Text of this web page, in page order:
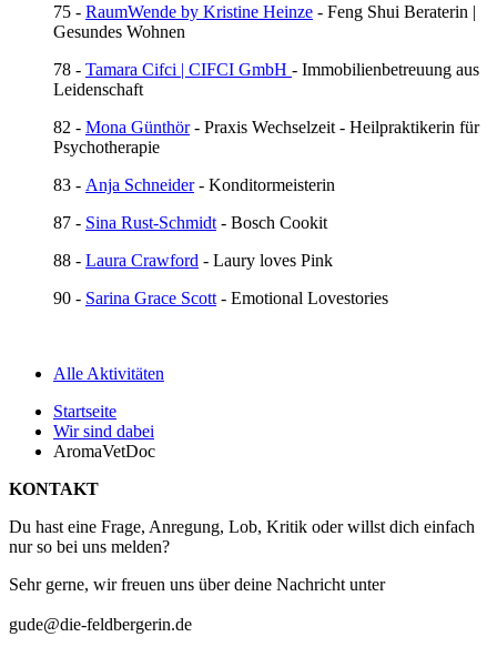
75 - RaumWende by Kristine Heinze - Feng Shui Beraterin |
Gesundes Wohnen
78 - Tamara Cifci | CIFCI GmbH - Immobilienbetreuung aus
Leidenschaft
82 - Mona Günthör- Praxis Wechselzeit - Heilpraktikerin für
Psychotherapie
83 - Anja Schneider- Konditormeisterin
87 - Sina Rust-Schmidt - Bosch Cookit
88 - Laura Crawford - Laury loves Pink
90 - Sarina Grace Scott - Emotional Lovestories
Alle Aktivitäten
Startseite
Wir sind dabei
AromaVetDoc
KONTAKT
Du hast eine Frage, Anregung, Lob, Kritik oder willst dich einfach
nur so bei uns melden?
Sehr gerne, wir freuen uns über deine Nachricht unter
gude@die-feldbergerin.de